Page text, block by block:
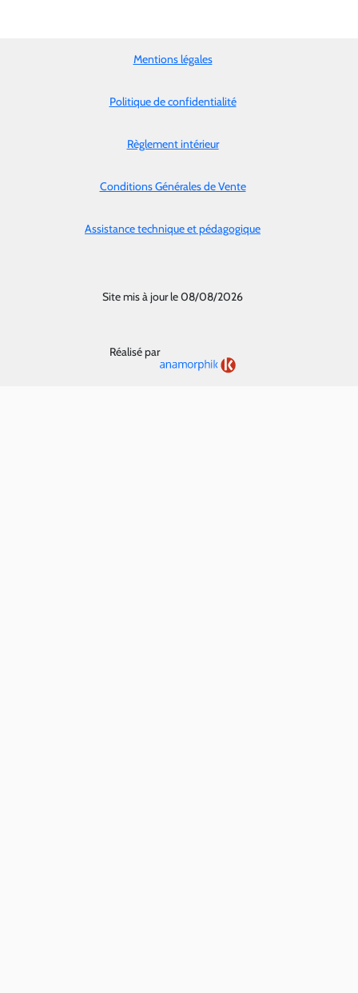
Mentions légales
Politique de confidentialité
Règlement intérieur
Conditions Générales de Vente
Assistance technique et pédagogique
Site mis à jour le 08/08/2026
Réalisé par